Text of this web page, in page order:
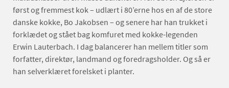
først og fremmest kok – udlært i 80’erne hos en af de store
danske kokke, Bo Jakobsen – og senere har han trukket i
forklædet og stået bag komfuret med kokke-legenden
Erwin Lauterbach. I dag balancerer han mellem titler som
forfatter, direktør, landmand og foredragsholder. Og så er
han selverklæret forelsket i planter.